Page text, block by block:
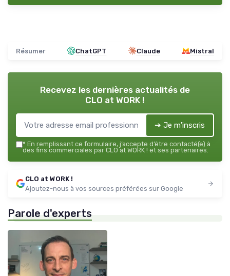
Résumer ChatGPT Claude Mistral
Recevez les dernières actualités de
CLO at WORK !
➔ Je m'inscris
* En remplissant ce formulaire, j’accepte d’être contacté(e) à
des fins commerciales par CLO at WORK ! et ses partenaires.
CLO at WORK !
Ajoutez-nous à vos sources préférées sur Google
Parole d'experts